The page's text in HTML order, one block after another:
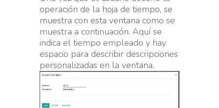
operación de la hoja de tiempo, se
muestra con esta ventana como se
muestra a continuación. Aquí se
indica el tiempo empleado y hay
espacio para describir descripciones
personalizadas en la ventana.